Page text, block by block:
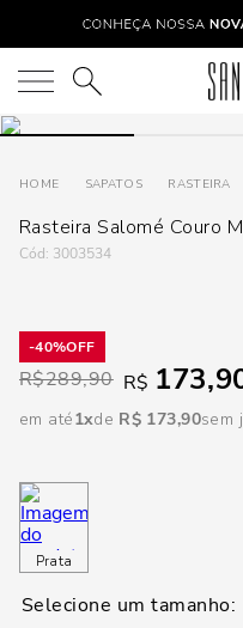
O que você está
SAPATOS RASTEIRA
Rasteira Salomé Couro
: 3003534
40%
R$289,90 R$
em até1 R$ 173,90sem
Prata